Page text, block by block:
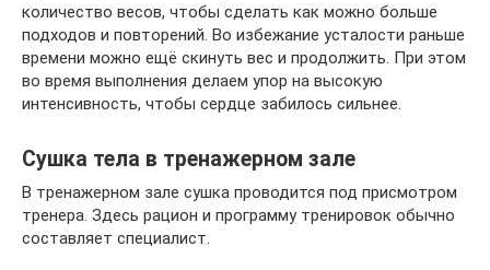
количество весов, чтобы сделать как можно больше
подходов и повторений. Во избежание усталости раньше
времени можно ещё скинуть вес и продолжить. При этом
во время выполнения делаем упор на высокую
интенсивность, чтобы сердце забилось сильнее.
Сушка тела в тренажерном зале
В тренажерном зале сушка проводится под присмотром
тренера. Здесь рацион и программу тренировок обычно
составляет специалист.